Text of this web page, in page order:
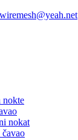
nokte
nokat